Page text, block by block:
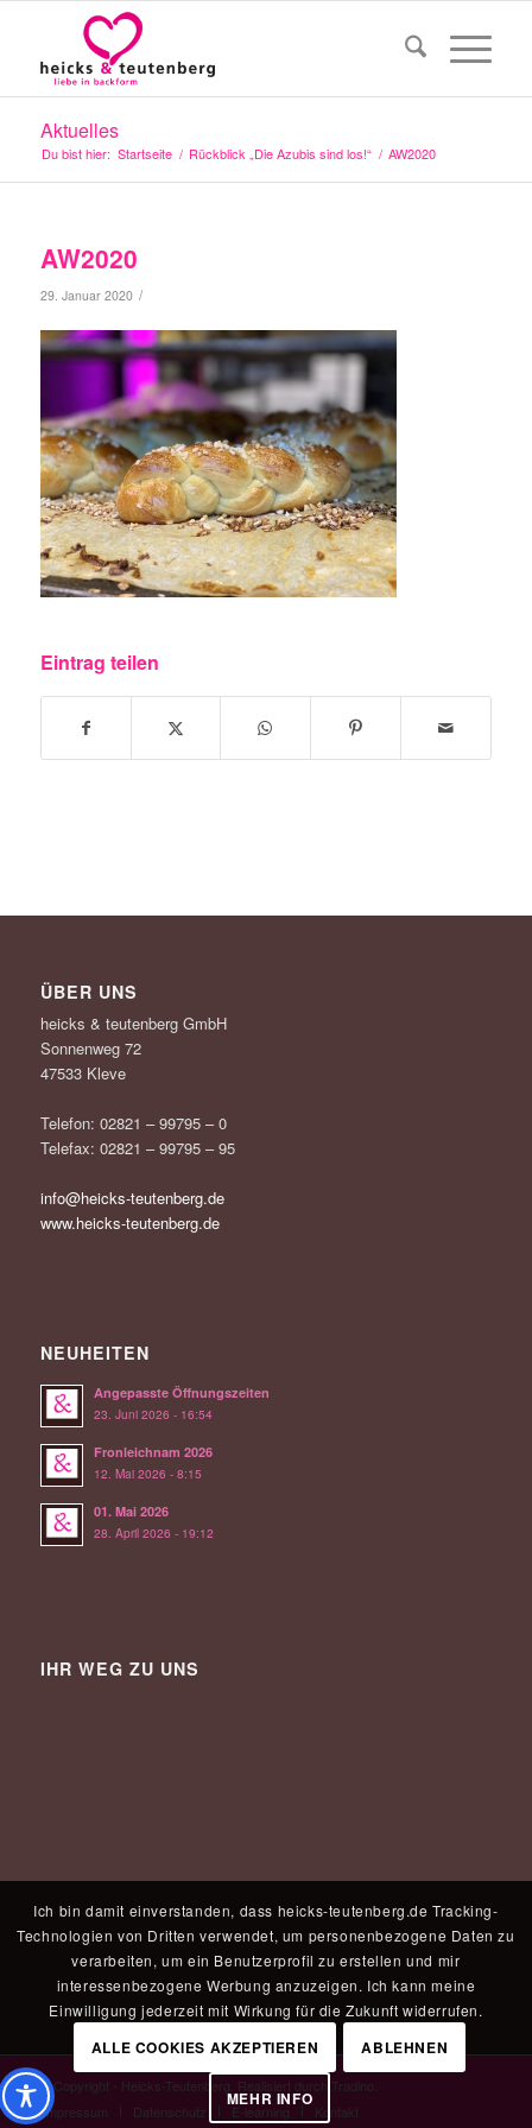
Aktuelles
Du bist hier: Startseite / Rückblick „Die Azubis sind los!“ / AW2020
AW2020
29. Januar 2020 /
Eintrag teilen
ÜBER UNS
heicks & teutenberg GmbH
Sonnenweg 72
47533 Kleve
Telefon: 02821 – 99795 – 0
Telefax: 02821 – 99795 – 95
info@heicks-teutenberg.de
www.heicks-teutenberg.de
NEUHEITEN
Angepasste Öffnungszeiten
23. Juni 2026 - 16:54
Fronleichnam 2026
12. Mai 2026 - 8:15
01. Mai 2026
28. April 2026 - 19:12
IHR WEG ZU UNS
© Copyright - Heicks-Teutenberg. Realisiert durch Tradino
Impressum
Datenschutz E-learning Kontakt
Ich bin damit einverstanden, dass heicks-teutenberg.de Tracking-
Technologien von Dritten verwendet, um personenbezogene Daten zu
verarbeiten, um ein Benutzerprofil zu erstellen und mir
interessenbezogene Werbung anzuzeigen. Ich kann meine
Einwilligung jederzeit mit Wirkung für die Zukunft widerrufen.
ALLE COOKIES AKZEPTIEREN ABLEHNEN
MEHR INFO